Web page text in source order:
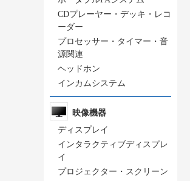
CDプレーヤー・デッキ・レコ
ーダー
プロセッサー・タイマー・音
源関連
ヘッドホン
インカムシステム
映像機器
ディスプレイ
インタラクティブディスプレ
イ
プロジェクター・スクリーン